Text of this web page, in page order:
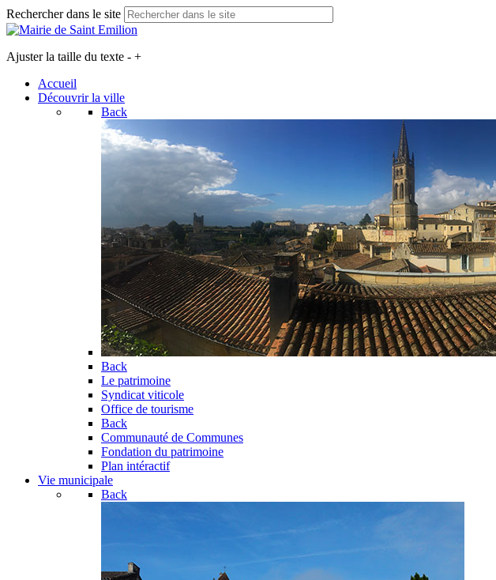
Rechercher dans le site
Ajuster la taille du texte - +
Accueil
Découvrir la ville
Back
Back
Le patrimoine
Syndicat viticole
Office de tourisme
Back
Communauté de Communes
Fondation du patrimoine
Plan intéractif
Vie municipale
Back